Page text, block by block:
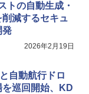
トの自動生成・
減するセキュ
発
2026年2月19日
自動航行ドロ
巡回開始、KD